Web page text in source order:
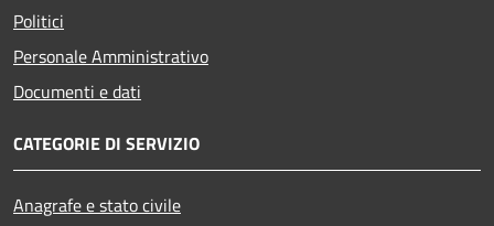
Politici
Personale Amministrativo
Documenti e dati
CATEGORIE DI SERVIZIO
Anagrafe e stato civile